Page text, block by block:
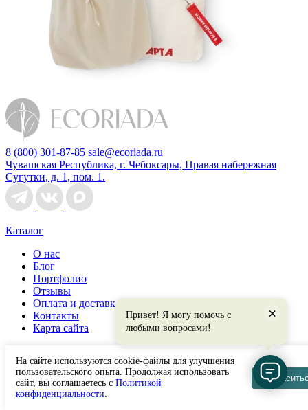
8 (800) 301-87-85 sale@ecoriada.ru
Чувашская Республика, г. Чебоксары, Правая набережная
Сугутки, д. 1, пом. 1.
Каталог
О нас
Блог
Портфолио
Отзывы
Оплата и доставка
Контакты
Карта сайта
Шопперы
Фартуки
Мешки для обуви
На сайте используются cookie-файлы для улучшения
пользовательского опыта. Продолжая использовать
сайт, вы соглашаетесь с Политикой
конфиденциальности.
Привет! Я могу помочь с
любыми вопросами!
×